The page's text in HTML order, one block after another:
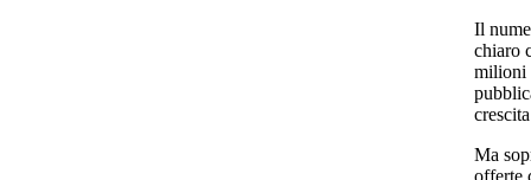
Il
chiaro
milioni
Ma
offerte